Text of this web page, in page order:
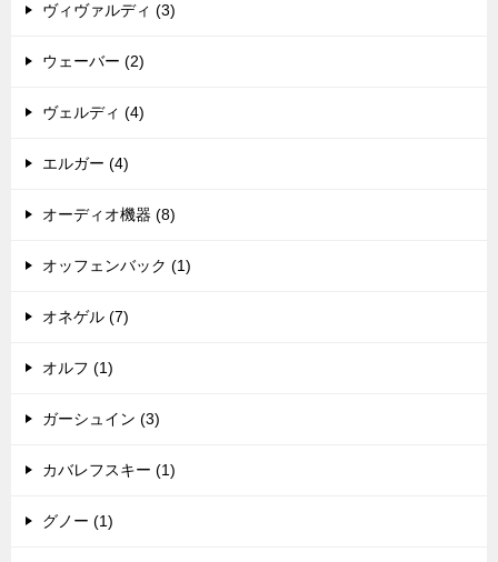
ヴィヴァルディ (3)
ウェーバー (2)
ヴェルディ (4)
エルガー (4)
オーディオ機器 (8)
オッフェンバック (1)
オネゲル (7)
オルフ (1)
ガーシュイン (3)
カバレフスキー (1)
グノー (1)